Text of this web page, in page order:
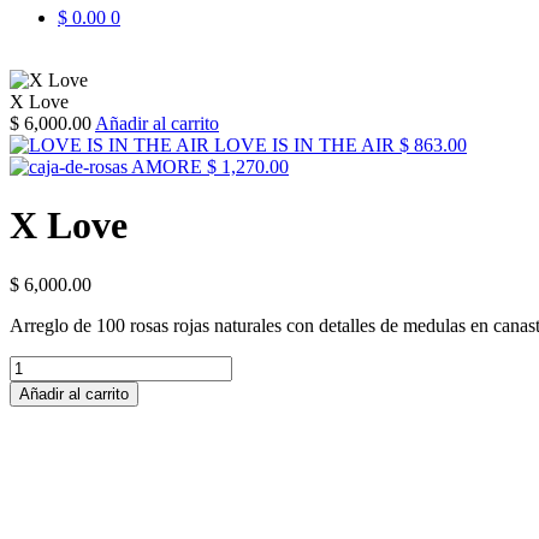
$ 0.00 0
X Love
$ 6,000.00 Añadir al carrito
LOVE IS IN THE AIR $ 863.00
AMORE $ 1,270.00
X Love
$ 6,000.00
Arreglo de 100 rosas rojas naturales con detalles de medulas en
X
Love
cantidad
Añadir al carrito